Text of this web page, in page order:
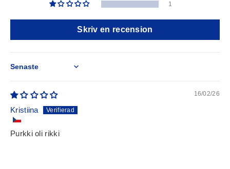
1
Skriv en recension
Sort by
16/02/26
Kristiina
Purkki oli rikki